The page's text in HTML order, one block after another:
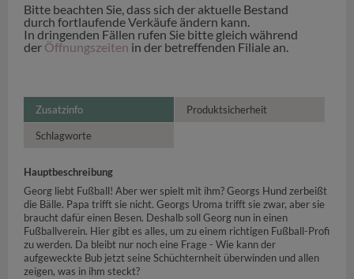
Bitte beachten Sie, dass sich der aktuelle Bestand
durch fortlaufende Verkäufe ändern kann.
In dringenden Fällen rufen Sie bitte gleich während
der Öffnungszeiten in der betreffenden Filiale an.
Zusatzinfo Produktsicherheit
Schlagworte
Hauptbeschreibung
Georg liebt Fußball! Aber wer spielt mit ihm? Georgs Hund zerbeißt
die Bälle. Papa trifft sie nicht. Georgs Uroma trifft sie zwar, aber sie
braucht dafür einen Besen. Deshalb soll Georg nun in einen
Fußballverein. Hier gibt es alles, um zu einem richtigen Fußball-Profi
zu werden. Da bleibt nur noch eine Frage - Wie kann der
aufgeweckte Bub jetzt seine Schüchternheit überwinden und allen
zeigen, was in ihm steckt?